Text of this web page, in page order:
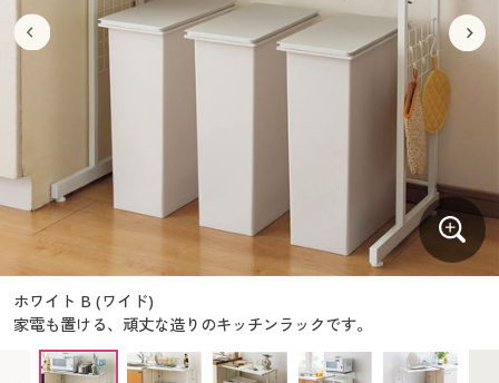
カーテン・ラグ・ファブリック
制服・学生服
ジュニア・ティーンズ下着
大きいサイズ通販すべて
大きいサイズ レディース服
大きいサイズ レディース下着
大きいサイズ メンズ
大きいサイズ 事務・制服
バーゲンセール
シークレットセール
商品カテゴリ一覧
カタログ
カタログ・チラシからのご注文
デジタルカタログ
ジュニア・ティーンズ下着
大きいサイズ レディース服
大きいサイズ レディース下着
大きいサイズ メンズ
大きいサイズ 事務・制服
バーゲンセール
シークレットセール
詳細検索
商品カテゴリ一覧
カタログ
カタログ・チラシからのご注文
デジタルカタログ
カタログ無料プレゼント
ホワイト B (ワイド)
家電も置ける、頑丈な造りのキッチンラックです。